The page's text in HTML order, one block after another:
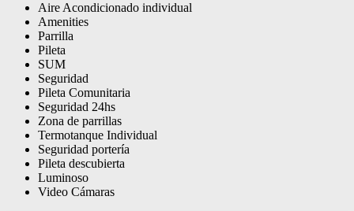
Aire Acondicionado individual
Amenities
Parrilla
Pileta
SUM
Seguridad
Pileta Comunitaria
Seguridad 24hs
Zona de parrillas
Termotanque Individual
Seguridad portería
Pileta descubierta
Luminoso
Video Cámaras